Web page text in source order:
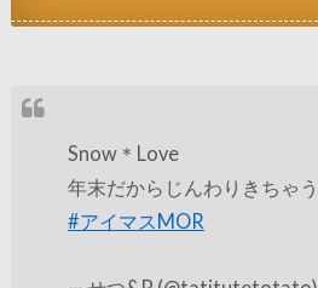
Snow＊Love
年末だからじんわりきちゃう
#アイマスMOR